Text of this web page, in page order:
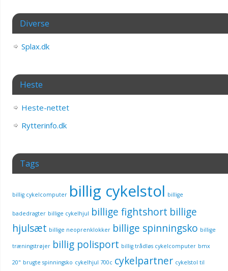
Diverse
Splax.dk
Heste
Heste-nettet
Rytterinfo.dk
Tags
billig cykelcomputer billig cykelstol billige
badedragter billige cykelhjul billige fightshort billige
hjulsæt billige neoprenklokker billige spinningsko billige
træningstrøjer billig polisport billig trådløs cykelcomputer bmx
20" brugte spinningsko cykelhjul 700c cykelpartner cykelstol til